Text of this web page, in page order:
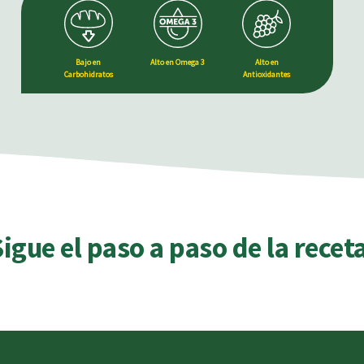
Bajo en
Carbohidratos
Alto en Omega 3
Alto en
Antioxidantes
el paso a paso de la